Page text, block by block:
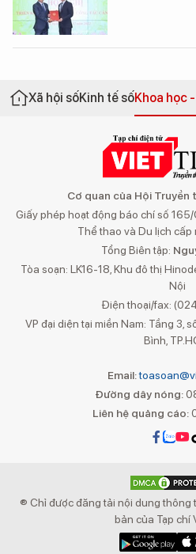
Xã hội sốKinh tế sốKhoa học
Cơ quan của Hội Truyền
Giấy phép hoạt động báo chí số 165/
Thể thao và Du lịch
Tổng Biên tập:
Tòa soạn: LK16-18, Khu đô thị
Nội
Điện thoại/fax:
VP đại diện tại miền Nam: Tầng 3,
Bình,
Email:
Đường dây nóng:
Liên hệ quảng cáo:
® Chỉ được đăng tải nội dung thông
bản của Tạp chí